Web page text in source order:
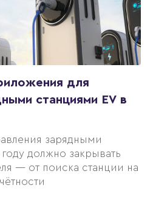
для
станциями EV в
зарядными
должно закрывать
— от поиска станции на